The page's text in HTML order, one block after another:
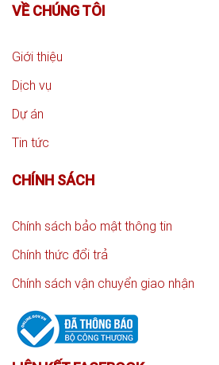
VỀ CHÚNG TÔI
Giới thiệu
Dịch vụ
Dự án
Tin tức
CHÍNH SÁCH
Chính sách bảo mật thông tin
Chính thức đổi trả
Chính sách vận chuyển giao nhận